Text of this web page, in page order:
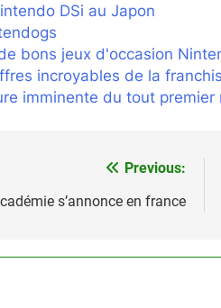
DSi au Japon
bons jeux d'occasion
incroyables de la
imminente du tout
Previous:
s’annonce en france